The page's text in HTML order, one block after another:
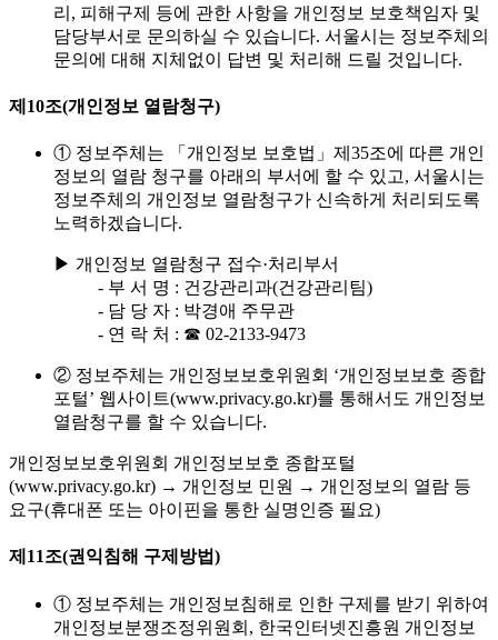
리, 피해구제 등에 관한 사항을 개인정보 보호책임자 및
담당부서로 문의하실 수 있습니다. 서울시는 정보주체의
문의에 대해 지체없이 답변 및 처리해 드릴 것입니다.
제10조(개인정보 열람청구)
① 정보주체는 「개인정보 보호법」제35조에 따른 개인
정보의 열람 청구를 아래의 부서에 할 수 있고, 서울시는
정보주체의 개인정보 열람청구가 신속하게 처리되도록
노력하겠습니다.
▶ 개인정보 열람청구 접수·처리부서
- 부 서 명 : 건강관리과(건강관리팀)
- 담 당 자 : 박경애 주무관
- 연 락 처 : ☎ 02-2133-9473
② 정보주체는 개인정보보호위원회 ‘개인정보보호 종합
포털’ 웹사이트(www.privacy.go.kr)를 통해서도 개인정보
열람청구를 할 수 있습니다.
개인정보보호위원회 개인정보보호 종합포털
(www.privacy.go.kr) → 개인정보 민원 → 개인정보의 열람 등
요구(휴대폰 또는 아이핀을 통한 실명인증 필요)
제11조(권익침해 구제방법)
① 정보주체는 개인정보침해로 인한 구제를 받기 위하여
개인정보분쟁조정위원회, 한국인터넷진흥원 개인정보